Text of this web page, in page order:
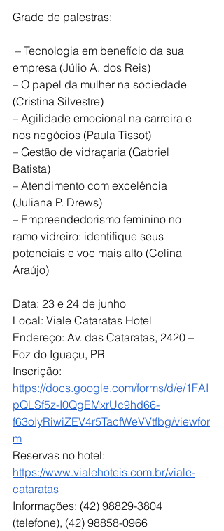
Grade de palestras:
empresa (Júlio A. dos Reis)
– O papel da mulher na sociedade
(Cristina Silvestre)
– Agilidade emocional na carreira e
nos negócios (Paula Tissot)
– Gestão de vidraçaria (Gabriel
Batista)
– Atendimento com excelência
(Juliana P. Drews)
– Empreendedorismo feminino no
ramo vidreiro: identifique seus
potenciais e voe mais alto (Celina
Araújo)
Data: 23 e 24 de junho
Local: Viale Cataratas Hotel
Endereço: Av. das Cataratas, 2420 –
Foz do Iguaçu, PR
Inscrição:
https://docs.google.com/forms/d/e/1FAI
pQLSf5z-I0QgEMxrUc9hd66-
f63oIyRiwiZEV4r5TacfWeVVtfbg/viewfor
m
Reservas no hotel:
https://www.vialehoteis.com.br/viale-
cataratas
Informações: (42) 98829-3804
(telefone), (42) 98858-0966